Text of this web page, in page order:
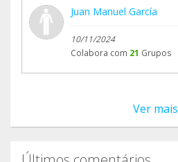
Juan Manuel García
10/11/2024
Colabora com 21 Grupos
Ver mais